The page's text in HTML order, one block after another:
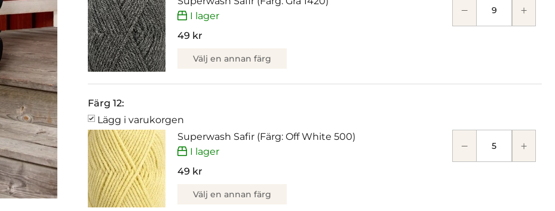
I lager
49 kr
Välj en annan färg
Färg 12:
Lägg i varukorgen
Superwash Safir (Färg: Off White 500)
I lager
49 kr
Välj en annan färg